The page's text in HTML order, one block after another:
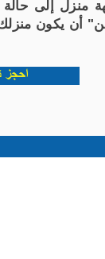
إلى حالة
احجز